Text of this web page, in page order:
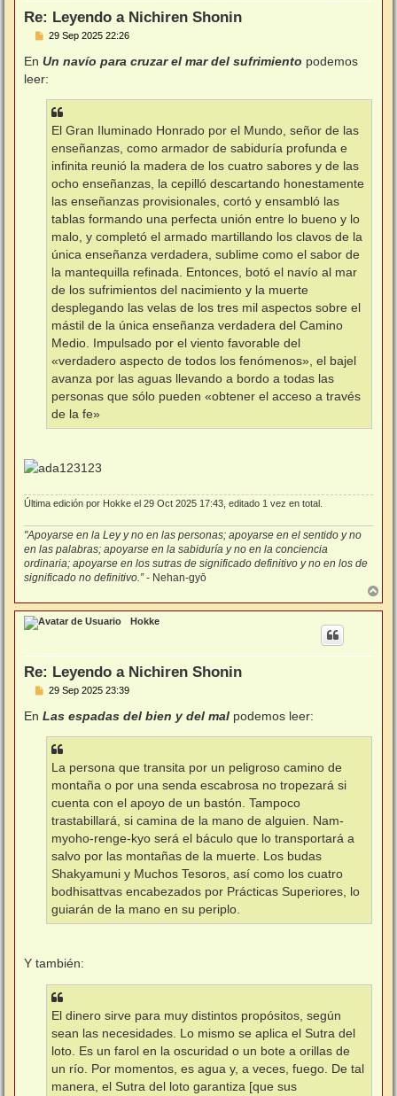
Re: Leyendo a Nichiren Shonin
M
n
a
29 Sep 2025 22:26
En Un navío para cruzar el mar del sufrimiento podemos
leer:
El Gran Iluminado Honrado por el Mundo, señor de las
enseñanzas, como armador de sabiduría profunda e
infinita reunió la madera de los cuatro sabores y de las
ocho enseñanzas, la cepilló descartando honestamente
las enseñanzas provisionales, cortó y ensambló las
tablas formando una perfecta unión entre lo bueno y lo
malo, y completó el armado martillando los clavos de la
única enseñanza verdadera, sublime como el sabor de
la mantequilla refinada. Entonces, botó el navío al mar
de los sufrimientos del nacimiento y la muerte
desplegando las velas de los tres mil aspectos sobre el
mástil de la única enseñanza verdadera del Camino
Medio. Impulsado por el viento favorable del
«verdadero aspecto de todos los fenómenos», el bajel
avanza por las aguas llevando a bordo a todas las
personas que sólo pueden «obtener el acceso a través
de la fe»
Última edición por Hokke el 29 Oct 2025 17:43, editado 1 vez en total.
"Apoyarse en la Ley y no en las personas; apoyarse en el sentido y no
en las palabras; apoyarse en la sabiduría y no en la conciencia
ordinaria; apoyarse en los sutras de significado definitivo y no en los de
significado no definitivo.”- Nehan-gyō
r
r
Hokke
Re: Leyendo a Nichiren Shonin
M
n
a
29 Sep 2025 23:39
En Las espadas del bien y del mal podemos leer:
La persona que transita por un peligroso camino de
montaña o por una senda escabrosa no tropezará si
cuenta con el apoyo de un bastón. Tampoco
trastabillará, si camina de la mano de alguien. Nam-
myoho-renge-kyo será el báculo que lo transportará a
salvo por las montañas de la muerte. Los budas
Shakyamuni y Muchos Tesoros, así como los cuatro
bodhisattvas encabezados por Prácticas Superiores, lo
guiarán de la mano en su periplo.
Y también:
El dinero sirve para muy distintos propósitos, según
sean las necesidades. Lo mismo se aplica el Sutra del
loto. Es un farol en la oscuridad o un bote a orillas de
un río. Por momentos, es agua y, a veces, fuego. De tal
manera, el Sutra del loto garantiza [que sus